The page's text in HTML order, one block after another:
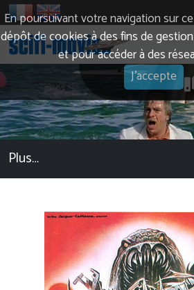
En poursuivant votre navigation sur
dépôt de cookies à des fins de
et pour accéder à des
J'accepte
Plus…